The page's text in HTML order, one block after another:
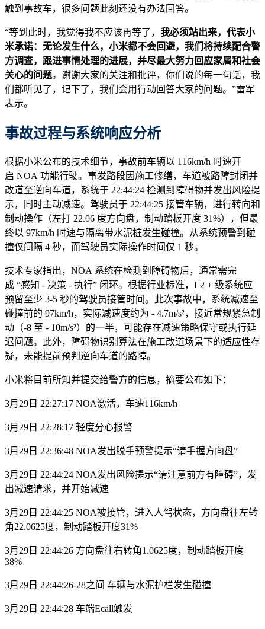
触到事故车，很多问题此刻还没有办法回答。
“等到此时，我觉得我不应该再等了， 我必须站出来，代表小
米承诺：无论发生什么，小米都不会回避，我们将持续配合警
方调查，跟进事情处理的进展，并尽最大努力回应家属和社会
关心的问题。谢谢大家的关注和批评，你们说的每一句话，我
们都听见了，记下了，我们会用行动回答大家的问题。”雷军
表示。
事故过程与系统响应分析
根据小米公布的技术细节，事故前车辆以 116km/h 时速开
启 NOA 功能行驶。事发路段因施工修缮，车道被路障封闭并
改道至逆向车道，系统于 22:44:24 检测到障碍物并发出风险提
示，同时主动减速。驾驶员于 22:44:25 接管车辆，进行转向和
制动操作（左打 22.06 度方向盘，制动踏板开度 31%），但最
终以 97km/h 时速与隔离带水泥桩发生碰撞。从系统预警到碰
撞仅间隔 4 秒，而驾驶员实际操作时间仅 1 秒。
技术专家指出，NOA 系统在检测到障碍物后，通常需完
成 “感知 - 决策 - 执行” 闭环。根据行业标准，L2 + 级系统应
预留至少 3-5 秒的驾驶员接管时间。此次事故中，系统减速至
碰撞前的 97km/h，实际减速度约为 - 4.7m/s²，接近常规紧急制
动（-8 至 - 10m/s²）的一半，可能存在减速策略保守或执行延
迟问题。此外，障碍物识别算法在施工改道场景下的适应性存
疑，未能提前预判逆向车道的路障。
小米将目前所知并提交给警方的信息，摘要公布如下：
3月29日 22:27:17 NOA激活，车速116km/h
3月29日 22:28:17 轻度分心报警
3月29日 22:36:48 NOA发出脱手预警提示“请手握方向盘”
3月29日 22:44:24 NOA发出风险提示“请注意前方有障碍”，发
出减速请求，并开始减速
3月29日 22:44:25 NOA被接管，进入人驾状态，方向盘往左转
角22.0625度，制动踏板开度31%
3月29日 22:44:26 方向盘往右转角1.0625度，制动踏板开度
38%
3月29日 22:44:26-28之间 车辆与水泥护栏发生碰撞
3月29日 22:44:28 车端Ecall触发